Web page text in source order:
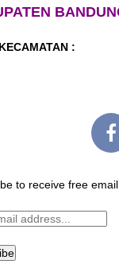
:
to receive free